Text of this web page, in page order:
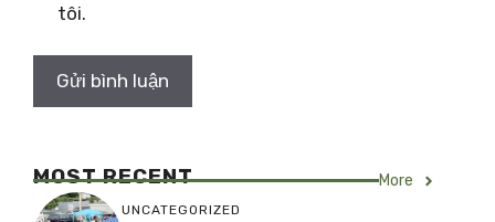
tôi.
MOST RECENT More
UNCATEGORIZED